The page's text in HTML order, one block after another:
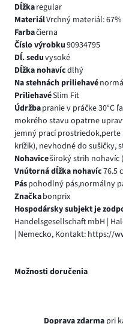
Dĺžkaregular
MateriálVrchný materiál:
Farbačierna
Číslo výrobku90934795
Dĺ. seduvysoké
Dĺžka nohavícdlhý
Na stehnách priliehavé
PriliehavéSlim Fit
Údržbapranie v práčke 30°C
mokrého stavu opatrne
jemný prací
krížik), nevhodné do sušičky,
Nohaviceširoký strih nohavíc
Vnútorná dĺžka nohavíc76.5
Páspohodlný pás,normálny
Značkabonprix
Hospodársky subjekt je
Handelsgesellschaft mbH |
| Nemecko, Kontakt: https://
Možnosti doručenia
Doprava zdarma pri